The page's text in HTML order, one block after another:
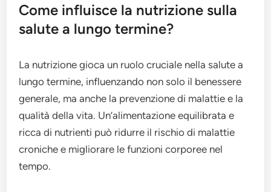
Come influisce la nutrizione sulla
salute a lungo termine?
La nutrizione gioca un ruolo cruciale nella salute a
lungo termine, influenzando non solo il benessere
generale, ma anche la prevenzione di malattie e la
qualità della vita. Un’alimentazione equilibrata e
ricca di nutrienti può ridurre il rischio di malattie
croniche e migliorare le funzioni corporee nel
tempo.